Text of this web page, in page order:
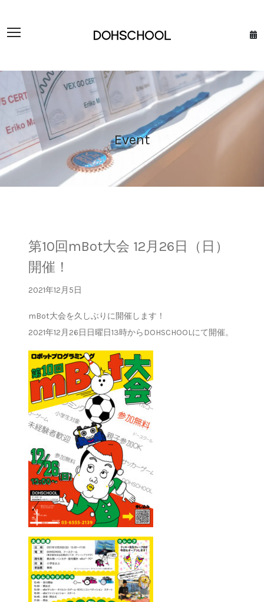
Event
第10回mBot大会 12月26日（日）
開催！
2021年12月5日
mBot大会を久しぶりに開催します！
2021年12月26日日曜日13時からDOHSCHOOLにて開催。